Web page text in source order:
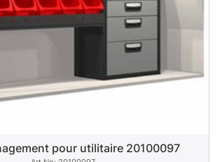
pour utilitaire 20100097